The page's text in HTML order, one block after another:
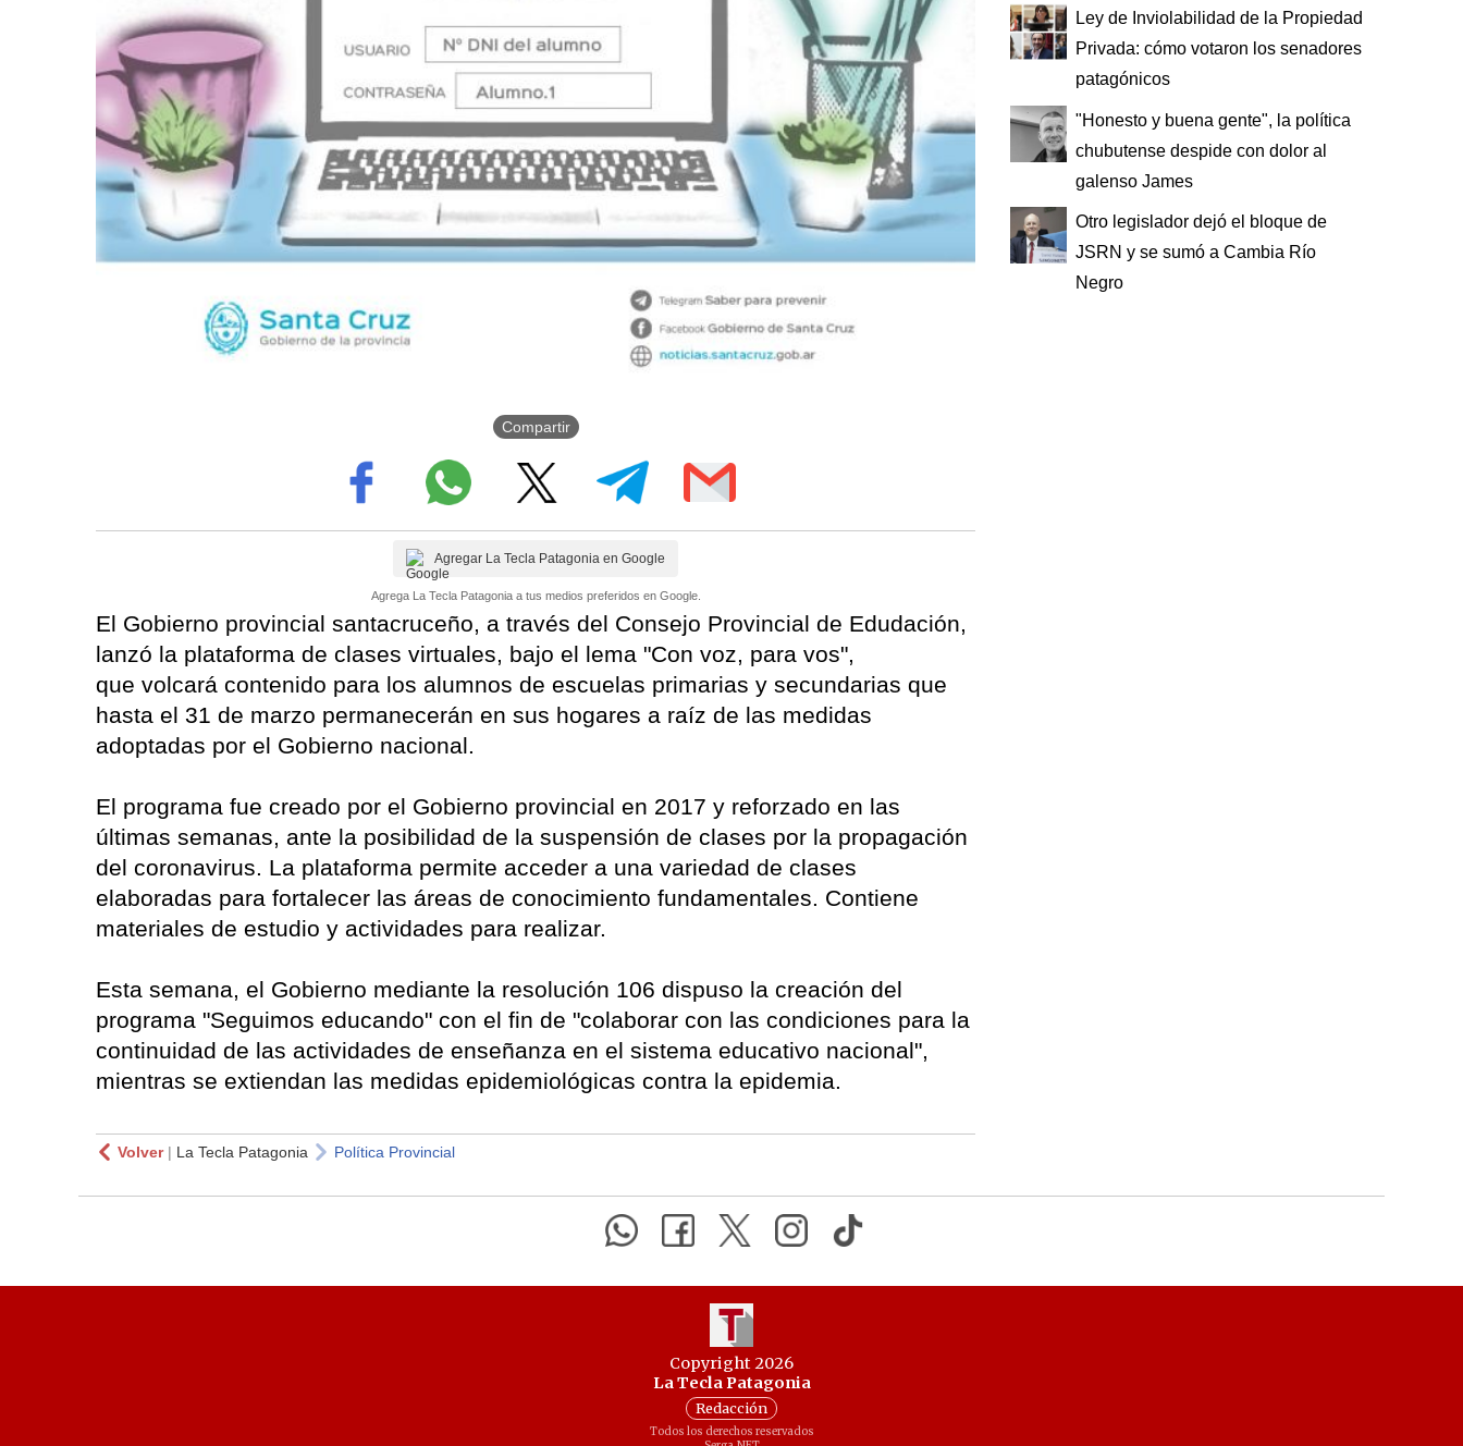
Compartir
Agregar La Tecla Patagonia en Google
Agrega La Tecla Patagonia a tus medios preferidos en Google.
El Gobierno provincial santacruceño, a través del Consejo Provincial de Edudación,
lanzó la plataforma de clases virtuales, bajo el lema "Con voz, para vos",
que volcará contenido para los alumnos de escuelas primarias y secundarias que
hasta el 31 de marzo permanecerán en sus hogares a raíz de las medidas
adoptadas por el Gobierno nacional.
El programa fue creado por el Gobierno provincial en 2017 y reforzado en las
últimas semanas, ante la posibilidad de la suspensión de clases por la propagación
del coronavirus. La plataforma permite acceder a una variedad de clases
elaboradas para fortalecer las áreas de conocimiento fundamentales. Contiene
materiales de estudio y actividades para realizar.
Esta semana, el Gobierno mediante la resolución 106 dispuso la creación del
programa "Seguimos educando" con el fin de "colaborar con las condiciones para la
continuidad de las actividades de enseñanza en el sistema educativo nacional",
mientras se extiendan las medidas epidemiológicas contra la epidemia.
Volver| La Tecla Patagonia Política Provincial
Ley de Inviolabilidad de la Propiedad
Privada: cómo votaron los senadores
patagónicos
"Honesto y buena gente", la política
chubutense despide con dolor al
galenso James
Otro legislador dejó el bloque de
JSRN y se sumó a Cambia Río
Negro
Copyright 2026
La Tecla Patagonia
Redacción
Todos los derechos reservados